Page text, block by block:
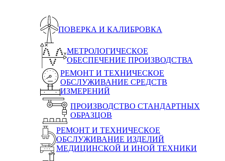
ПОВЕРКА И КАЛИБРОВКА
МЕТРОЛОГИЧЕСКОЕ
ОБЕСПЕЧЕНИЕ ПРОИЗВОДСТВА
РЕМОНТ И ТЕХНИЧЕСКОЕ
ОБСЛУЖИВАНИЕ СРЕДСТВ
ИЗМЕРЕНИЙ
ПРОИЗВОДСТВО СТАНДАРТНЫХ
ОБРАЗЦОВ
РЕМОНТ И ТЕХНИЧЕСКОЕ
ОБСЛУЖИВАНИЕ ИЗДЕЛИЙ
МЕДИЦИНСКОЙ И ИНОЙ ТЕХНИКИ